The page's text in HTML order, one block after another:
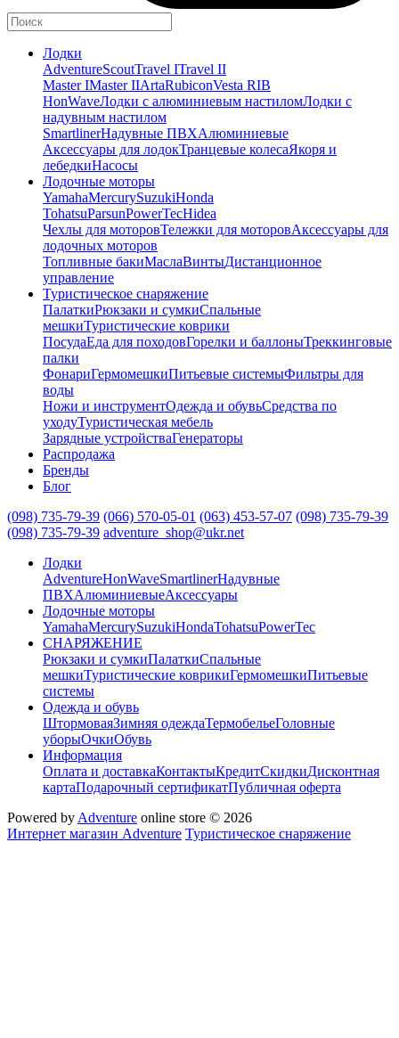
Лодки
AdventureScoutTravel ITravel II
Master IMaster IIArtaRubiconVesta RIB
HonWaveЛодки с алюминиевым настиломЛодки с
надувным настилом
SmartlinerНадувные ПВХАлюминиевые
Аксессуары для лодокТранцевые колесаЯкоря и
лебедкиНасосы
Лодочные моторы
YamahaMercurySuzukiHonda
TohatsuParsunPowerTecHidea
Чехлы для моторовТележки для моторовАксессуары для
лодочных моторов
Топливные бакиМаслаВинтыДистанционное
управление
Туристическое снаряжение
ПалаткиРюкзаки и сумкиСпальные
мешкиТуристические коврики
ПосудаЕда для походовГорелки и баллоныТреккинговые
палки
ФонариГермомешкиПитьевые системыФильтры для
воды
Ножи и инструментОдежда и обувьСредства по
уходуТуристическая мебель
Зарядные устройстваГенераторы
Распродажа
Бренды
Блог
(098) 735-79-39 (066) 570-05-01 (063) 453-57-07 (098) 735-79-39
(098) 735-79-39 adventure_shop@ukr.net
Лодки
AdventureHonWaveSmartlinerНадувные
ПВХАлюминиевыеАксессуары
Лодочные моторы
YamahaMercurySuzukiHondaTohatsuPowerTec
СНАРЯЖЕНИЕ
Рюкзаки и сумкиПалаткиСпальные
мешкиТуристические коврикиГермомешкиПитьевые
системы
Одежда и обувь
ШтормоваяЗимняя одеждаТермобельеГоловные
уборыОчкиОбувь
Информация
Оплата и доставкаКонтактыКредитСкидкиДисконтная
картаПодарочный сертификатПубличная оферта
Powered by Adventure online store © 2026
Интернет магазин Adventure Туристическое снаряжение